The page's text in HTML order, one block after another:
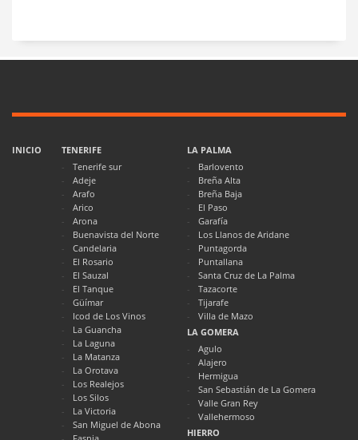
INICIO
TENERIFE
Tenerife sur
Adeje
Arafo
Arico
Arona
Buenavista del Norte
Candelaria
El Rosario
El Sauzal
El Tanque
Güímar
Icod de Los Vinos
La Guancha
La Laguna
La Matanza
La Orotava
Los Realejos
Los Silos
La Victoria
San Miguel de Abona
LA PALMA
Barlovento
Breña Alta
Breña Baja
El Paso
Garafía
Los Llanos de Aridane
Puntagorda
Puntallana
Santa Cruz de La Palma
Tazacorte
Tijarafe
Villa de Mazo
LA GOMERA
Agulo
Alajero
Hermigua
San Sebastián de La Gomera
Valle Gran Rey
Vallehermoso
HIERRO